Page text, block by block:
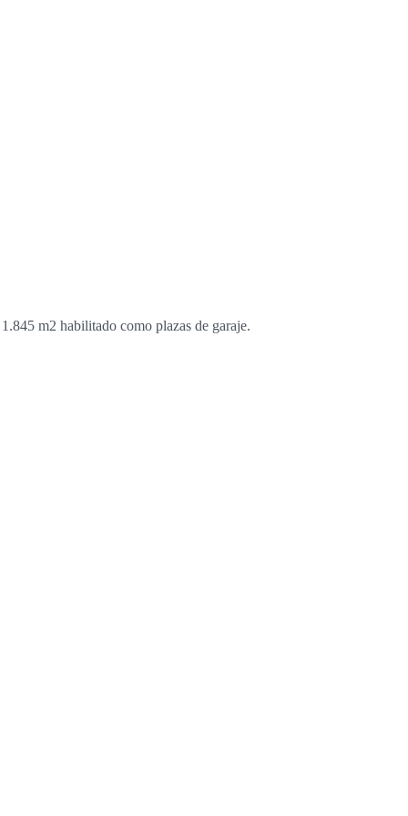
m2 habilitado como plazas de garaje.